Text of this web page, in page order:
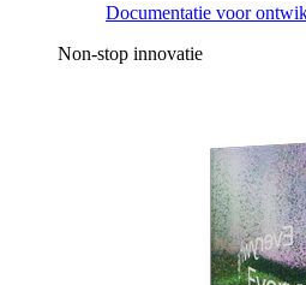
Documentatie voor
Non-stop innovatie